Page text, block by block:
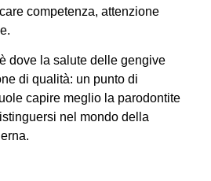
competenza, attenzione
è dove la salute delle gengive
di qualità: un punto di
capire meglio la parodontite
nel mondo della